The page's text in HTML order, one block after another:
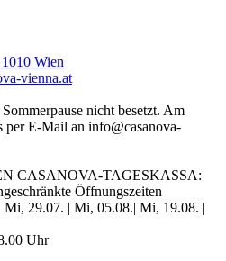
Wien
vienna.at
nicht besetzt. Am
per E-Mail an info@casanova-
CASANOVA-TAGESKASSA:
Öffnungszeiten
29.07. | Mi, 05.08.| Mi, 19.08. |
Uhr